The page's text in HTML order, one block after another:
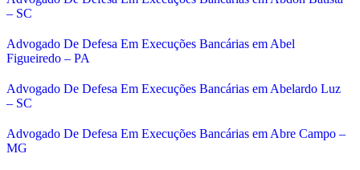
– SC
Advogado De Defesa Em Execuções Bancárias em Abel
Figueiredo – PA
Advogado De Defesa Em Execuções Bancárias em Abelardo Luz
– SC
Advogado De Defesa Em Execuções Bancárias em Abre Campo –
MG